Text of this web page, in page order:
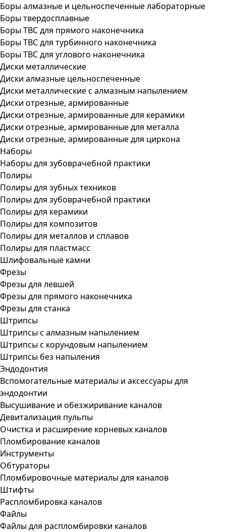
Боры алмазные и цельноспеченные лабораторные
Боры твердосплавные
Боры ТВС для прямого наконечника
Боры ТВС для турбинного наконечника
Боры ТВС для углового наконечника
Диски металлические
Диски алмазные цельноспеченные
Диски металлические с алмазным напылением
Диски отрезные, армированные
Диски отрезные, армированные для керамики
Диски отрезные, армированные для металла
Диски отрезные, армированные для циркона
Наборы
Наборы для зубоврачебной практики
Полиры
Полиры для зубных техников
Полиры для зубоврачебной практики
Полиры для керамики
Полиры для композитов
Полиры для металлов и сплавов
Полиры для пластмасс
Шлифовальные камни
Фрезы
Фрезы для левшей
Фрезы для прямого наконечника
Фрезы для станка
Штрипсы
Штрипсы c алмазным напылением
Штрипсы c корундовым напылением
Штрипсы без напыления
Эндодонтия
Вспомогательные материалы и аксессуары для
эндодонтии
Высушивание и обезжиривание каналов
Девитализация пульпы
Очистка и расширение корневых каналов
Пломбирование каналов
Инструменты
Обтураторы
Пломбировочные материалы для каналов
Штифты
Распломбировка каналов
Файлы
Файлы для распломбировки каналов